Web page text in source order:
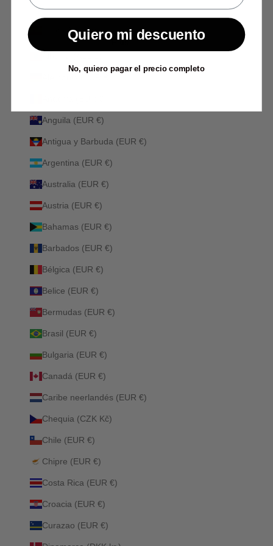
España (EUR €)
País
Anguila (EUR €)
Antigua y Barbuda (EUR €)
Argentina (EUR €)
Australia (EUR €)
Austria (EUR €)
Bahamas (EUR €)
Barbados (EUR €)
Bélgica (EUR €)
Belice (EUR €)
Bermudas (EUR €)
Brasil (EUR €)
Bulgaria (EUR €)
Canadá (EUR €)
Caribe neerlandés (EUR €)
Chequia (CZK Kč)
Chile (EUR €)
Chipre (EUR €)
Costa Rica (EUR €)
Croacia (EUR €)
Curazao (EUR €)
Quiero mi descuento
No, quiero pagar el precio completo